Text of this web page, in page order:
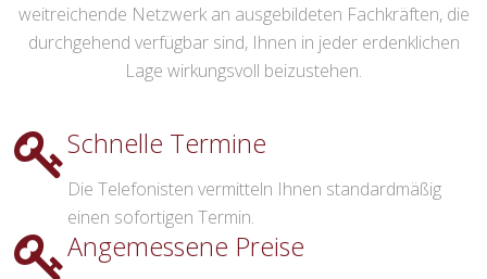
weitreichende Netzwerk an ausgebildeten Fachkräften, die
durchgehend verfügbar sind, Ihnen in jeder erdenklichen
Lage wirkungsvoll beizustehen.
Schnelle Termine
Die Telefonisten vermitteln Ihnen standardmäßig
einen sofortigen Termin.
Angemessene Preise